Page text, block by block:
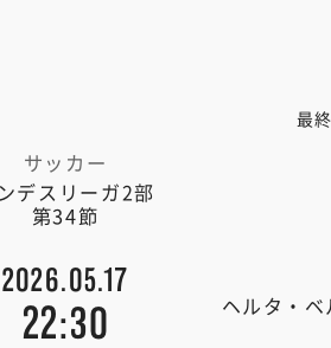
最
サッカー
デスリーガ2部
第34節
2026.05.17
22:30 ヘルタ・